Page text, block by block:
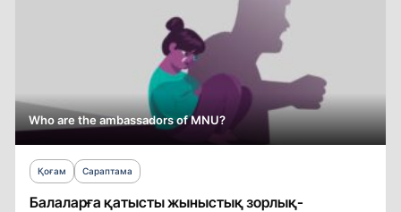
Who are the ambassadors of MNU?
Қоғам Сараптама
Балаларға қатысты жыныстық зорлық-